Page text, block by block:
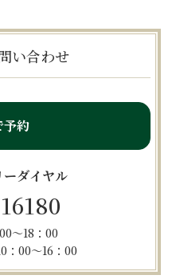
い合わせ
予約
ダイヤル
～18：00
：00～16：00